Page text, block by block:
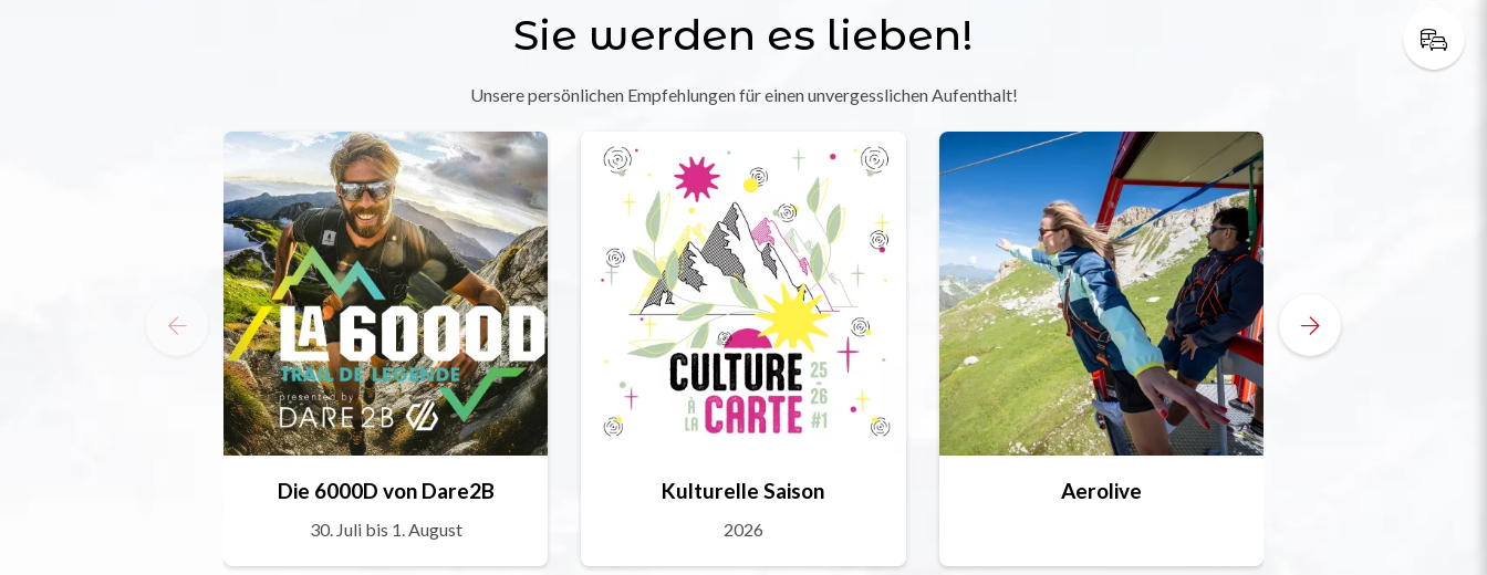
Sie werden es lieben!
Unsere persönlichen Empfehlungen für einen unvergesslichen Aufenthalt!
Die 6000D von Dare2B
30. Juli bis 1. August
Kulturelle Saison
2026
Aerolive